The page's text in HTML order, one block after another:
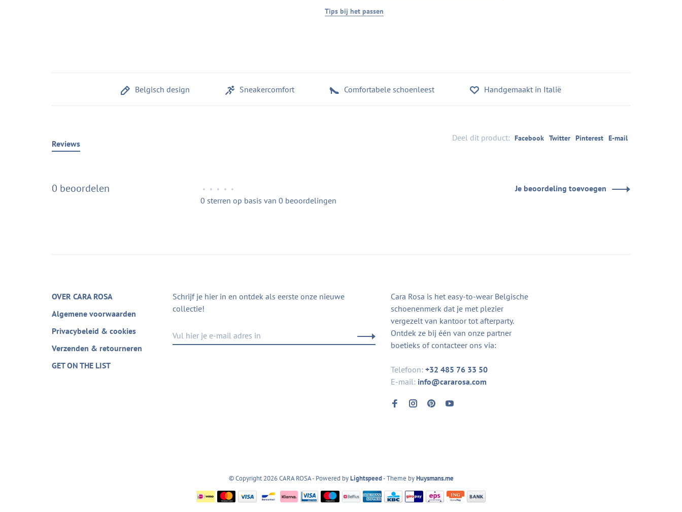
Tips bij het passen
Belgisch design Sneakercomfort Comfortabele schoenleest Handgemaakt in Italië
Deel dit product: Facebook Twitter Pinterest E-mail
Reviews
0 beoordelen • • • • •
0 sterren op basis van 0 beoordelingen
Je beoordeling toevoegen
OVER CARA ROSA
Algemene voorwaarden
Privacybeleid & cookies
Verzenden & retourneren
GET ON THE LIST
Schrijf je hier in en ontdek als eerste onze nieuwe
collectie!
Cara Rosa is het easy-to-wear Belgische
schoenenmerk dat je met plezier
vergezelt van kantoor tot afterparty.
Ontdek ze bij één van onze partner
boetieks of contacteer ons via:
Telefoon: +32 485 76 33 50
E-mail: info@cararosa.com
© Copyright 2026 CARA ROSA- Powered byLightspeed- Theme byHuysmans.me